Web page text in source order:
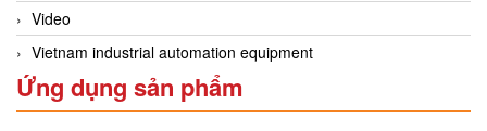
Video
Vietnam industrial automation equipment
Ứng dụng sản phẩm